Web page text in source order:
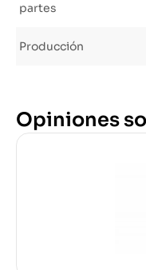
partes
Producción
Opiniones